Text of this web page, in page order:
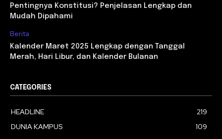
Pentingnya Konstitusi? Penjelasan Lengkap dan
Mudah Dipahami
Berita
Kalender Maret 2025 Lengkap dengan Tanggal
Merah, Hari Libur, dan Kalender Bulanan
CATEGORIES
HEADLINE
219
DUNIA KAMPUS
109